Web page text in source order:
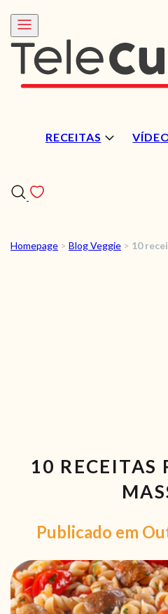
RECEITAS
Homepage > Blog Veggie > 10
10 RECEITAS
Publicado em